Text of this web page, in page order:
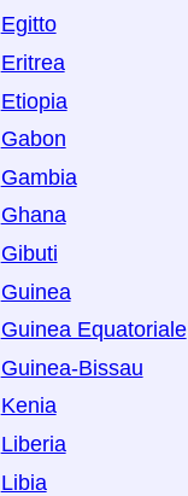
Egitto
Eritrea
Etiopia
Gabon
Gambia
Ghana
Gibuti
Guinea
Guinea Equatoriale
Guinea-Bissau
Kenia
Liberia
Libia